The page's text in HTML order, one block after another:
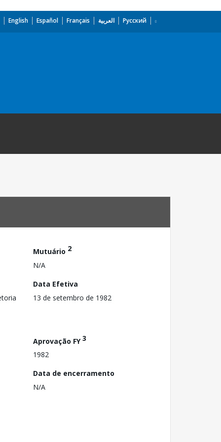
English Español Français العربية Русский
Mutuário 2
N/A
Data Efetiva
13 de setembro de 1982
Aprovação FY3
1982
Data de encerramento
N/A